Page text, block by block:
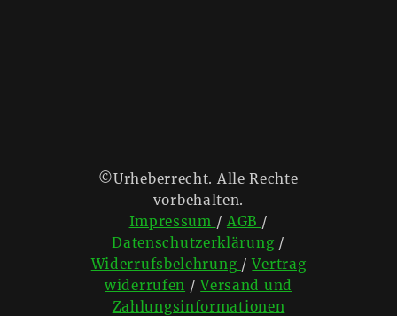
©Urheberrecht. Alle Rechte
vorbehalten.
Impressum / AGB /
Datenschutzerklärung /
Widerrufsbelehrung /Vertrag
widerrufen /Versand und
Zahlungsinformationen